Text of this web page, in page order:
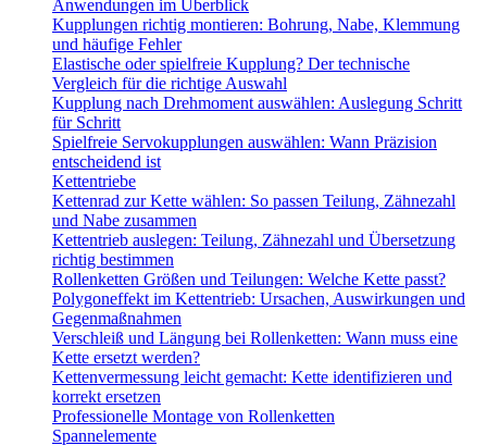
Anwendungen im Überblick
Kupplungen richtig montieren: Bohrung, Nabe, Klemmung
und häufige Fehler
Elastische oder spielfreie Kupplung? Der technische
Vergleich für die richtige Auswahl
Kupplung nach Drehmoment auswählen: Auslegung Schritt
für Schritt
Spielfreie Servokupplungen auswählen: Wann Präzision
entscheidend ist
Kettentriebe
Kettenrad zur Kette wählen: So passen Teilung, Zähnezahl
und Nabe zusammen
Kettentrieb auslegen: Teilung, Zähnezahl und Übersetzung
richtig bestimmen
Rollenketten Größen und Teilungen: Welche Kette passt?
Polygoneffekt im Kettentrieb: Ursachen, Auswirkungen und
Gegenmaßnahmen
Verschleiß und Längung bei Rollenketten: Wann muss eine
Kette ersetzt werden?
Kettenvermessung leicht gemacht: Kette identifizieren und
korrekt ersetzen
Professionelle Montage von Rollenketten
Spannelemente